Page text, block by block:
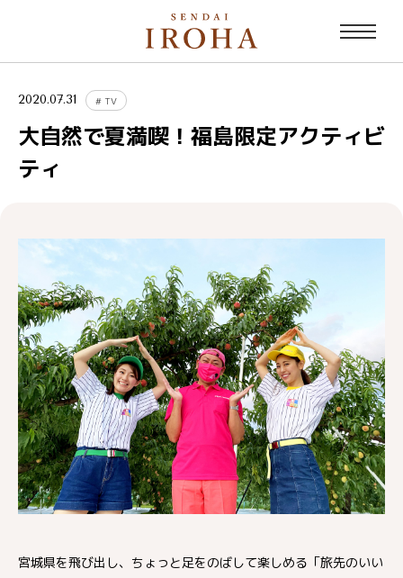
2020.07.31 # TV
大自然で夏満喫！福島限定アクティビ
ティ
宮城県を飛び出し、ちょっと足をのばして楽しめる「旅先のいい